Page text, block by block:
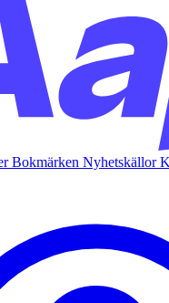
Bokmärken Nyhetskällor